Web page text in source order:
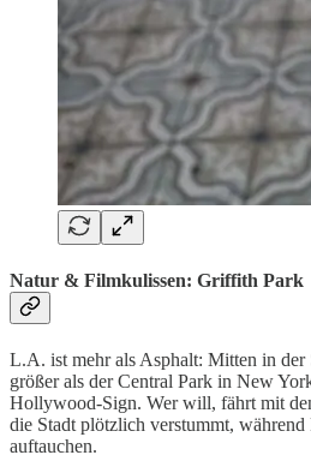
Natur & Filmkulissen: Griffith Park
L.A. ist mehr als Asphalt: Mitten in
größer als der Central Park in New
Hollywood-Sign. Wer will, fährt mit
die Stadt plötzlich verstummt,
auftauchen.